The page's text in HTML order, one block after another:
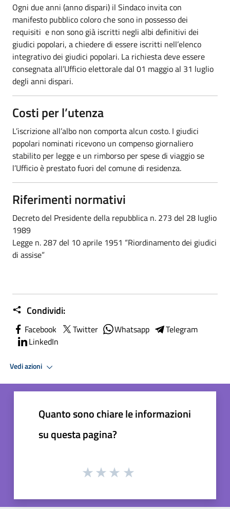
Ogni due anni (anno dispari) il Sindaco invita con
manifesto pubblico coloro che sono in possesso dei
requisiti e non sono già iscritti negli albi definitivi dei
giudici popolari, a chiedere di essere iscritti nell’elenco
integrativo dei giudici popolari. La richiesta deve essere
consegnata all’Ufficio elettorale dal 01 maggio al 31 luglio
degli anni dispari.
Costi per l’utenza
L’iscrizione all’albo non comporta alcun costo. I giudici
popolari nominati ricevono un compenso giornaliero
stabilito per legge e un rimborso per spese di viaggio se
l’Ufficio è prestato fuori del comune di residenza.
Riferimenti normativi
Decreto del Presidente della repubblica n. 273 del 28 luglio
1989
Legge n. 287 del 10 aprile 1951 “Riordinamento dei giudici
di assise”
Condividi:
Facebook Twitter Whatsapp
Telegram
LinkedIn
Vedi azioni
Quanto sono chiare le informazioni
su questa pagina?